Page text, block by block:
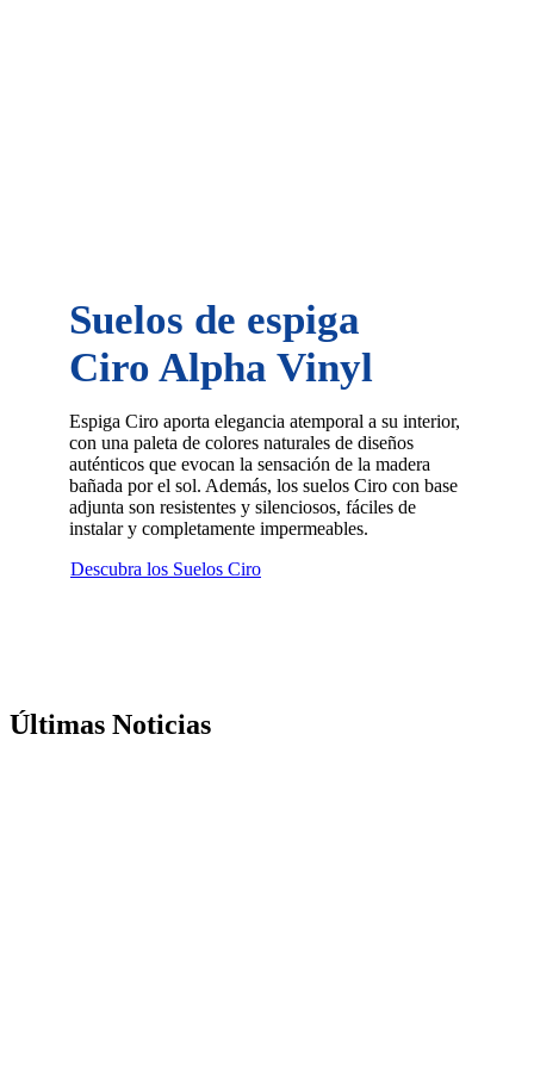
Suelos de espiga
Ciro Alpha Vinyl
Espiga Ciro aporta elegancia atemporal a su interior,
con una paleta de colores naturales de diseños
auténticos que evocan la sensación de la madera
bañada por el sol. Además, los suelos Ciro con base
adjunta son resistentes y silenciosos, fáciles de
instalar y completamente impermeables.
Descubra los Suelos Ciro
Últimas Noticias